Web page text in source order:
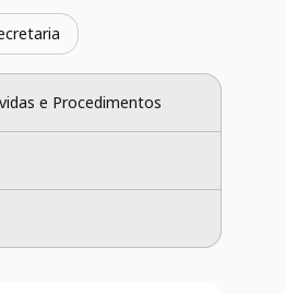
e Procedimentos